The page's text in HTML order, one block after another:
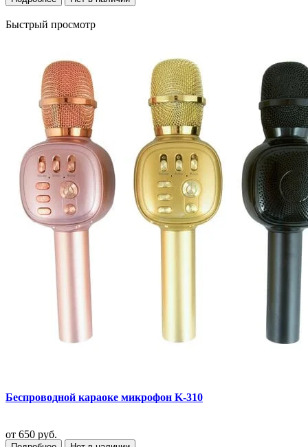
Быстрый просмотр
Беспроводной караоке микрофон K-310
от 650 руб.